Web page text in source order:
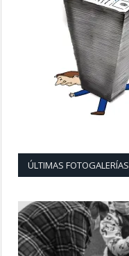
ÚLTIMAS FOTOGALERÍAS